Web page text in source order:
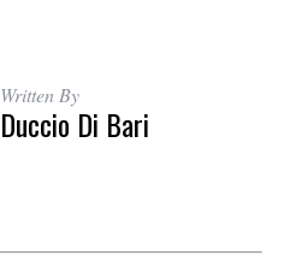
Written By
Duccio Di Bari